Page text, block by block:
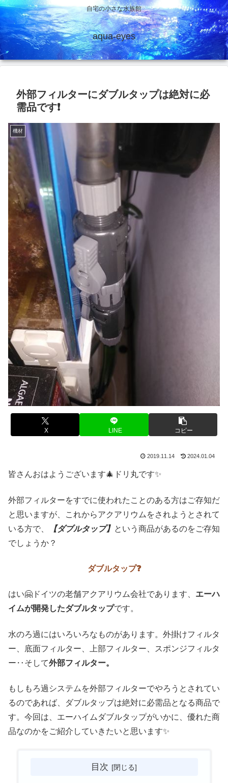
自宅の小さな水族館
aqua-eyes
外部フィルターにダブルタップは絶対に必
需品です❗
機材
X LINE コピー
2019.11.14 2024.01.04
皆さんおはようございます🎄ドリ丸です✨
外部フィルターをすでに使われたことのある方はご存知だ
と思いますが、これからアクアリウムをされようとされて
いる方で、
【ダブルタップ】 という商品があるのをご存知
でしょうか？
ダブルタップ❓
はい🤗ドイツの老舗アクアリウム会社であります、 エーハ
イムが開発したダブルタップです。
水のろ過にはいろいろなものがあります。外掛けフィルタ
ー、底面フィルター、上部フィルター、スポンジフィルタ
ー‥そして外部フィルター。
もしもろ過システムを外部フィルターでやろうとされてい
るのであれば、ダブルタップは絶対に必需品となる商品で
す。今回は、エーハイムダブルタップがいかに、優れた商
品なのかをご紹介していきたいと思います✨
目次